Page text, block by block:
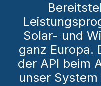
Solar- und
ganz Europa.
der API beim
unser